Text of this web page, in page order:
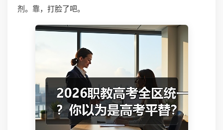
剂。靠，打脸了吧。